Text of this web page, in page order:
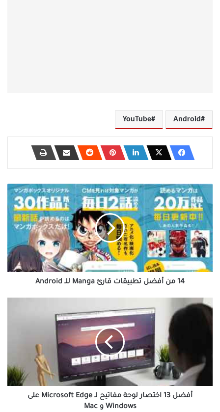
Android
YouTube
من
أفضل
تطبيقات
قارئ
Manga
للـ
Android
14 من أفضل تطبيقات قارئ Manga للـ Android
أفضل
Microsoft
على
Windows
أفضل 13 اختصار لوحة مفاتيح لـ Microsoft Edge على
Windows و Mac